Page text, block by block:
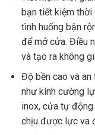
bạn tiết kiệm thời
tình huống bận
để mở cửa. Điều
và tạo ra không
Độ bền cao và
như kính cường
inox, cửa tự động
chịu được lực va